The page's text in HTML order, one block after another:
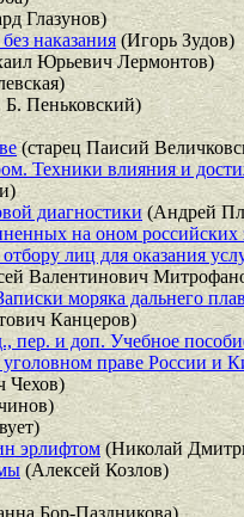
Глазунов)
наказания (Игорь Зудов)
Юрьевич Лермонтов)
Пеньковский)
(старец Паисий
Техники влияния и
диагностики (Андрей
на оном российских
лиц для оказания
Валентинович
моряка дальнего
Канцеров)
пер. и доп. Учебное
праве России и
Чехов)
эрлифтом(Николай
(Алексей Козлов)
Бор-Паздникова)